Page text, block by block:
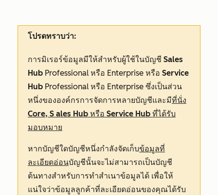
โปรดทราบว่า:
การมิเรอร์ข้อมูลมีให้สำหรับผู้ใช้ในบัญชี Sales
Hub Professional หรือ Enterprise หรือ Service
Hub Professional หรือ Enterprise ซึ่งเป็นส่วน
หนึ่งขององค์กรการจัดการหลายบัญชีและมีที่นั่ง
Core, S ales Hub หรือ Service Hub ที่ได้รับ
มอบหมาย
หากบัญชีใดบัญชีหนึ่งกำลังจัดเก็บข้อมูลที่
ละเอียดอ่อนบัญชีนั้นจะไม่สามารถเป็นบัญชี
ต้นทางสำหรับการทำสำเนาข้อมูลได้ เพื่อให้
แน่ใจว่าข้อมูลลูกค้าที่ละเอียดอ่อนของคุณได้รับ